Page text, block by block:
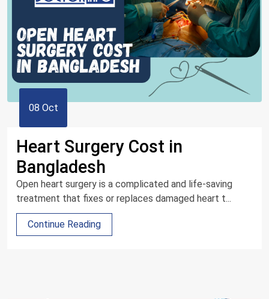
08 Oct
Heart Surgery Cost in
Bangladesh
Open heart surgery is a complicated and life-saving
treatment that fixes or replaces damaged heart t...
Continue Reading